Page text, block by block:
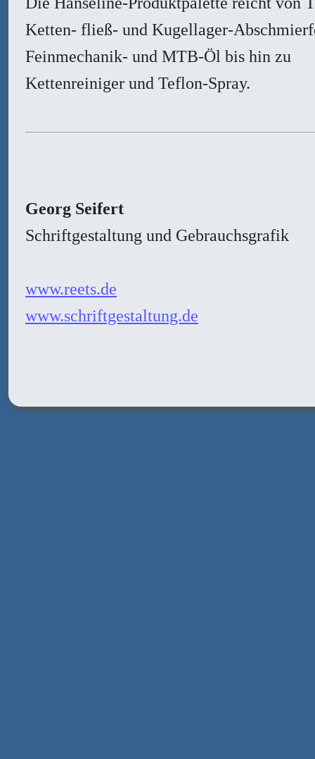
Ketten- fließ- und Kugellager-
Feinmechanik- und MTB-Öl bis hin zu
Kettenreiniger und Teflon-Spray.
Georg Seifert
Schriftgestaltung und Gebrauchsgrafik
www.reets.de
www.schriftgestaltung.de